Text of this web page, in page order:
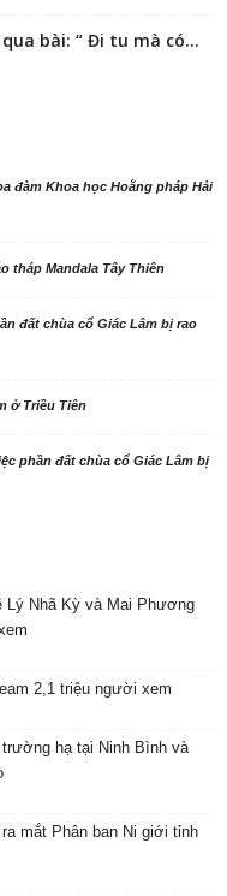
bài: “ Đi tu mà có...
đàm Khoa học Hoằng pháp Hải
tháp Mandala Tây Thiên
đất chùa cổ Giác Lâm bị rao
ở Triều Tiên
phần đất chùa cổ Giác Lâm bị
Lý Nhã Kỳ và Mai Phương
2,1 triệu người xem
hạ tại Ninh Bình và
mắt Phân ban Ni giới tỉnh